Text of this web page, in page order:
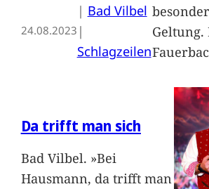
24.08.2023
| Bad Vilbel
Schlagzeilen
Geltung.
Da trifft man sich
Bad Vilbel. »Bei
Hausmann, da trifft man